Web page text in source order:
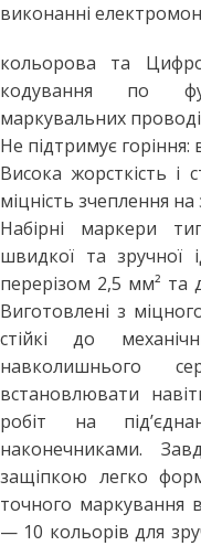
виконанні
кольорова та
кодування по
маркувальних
Не підтримує горіння:
Висока жорсткість і
міцність зчеплення
Набірні маркери
швидкої та зручної
перерізом 2,5 мм² та
Виготовлені з
стійкі до
навколишнього
встановлювати
робіт на
наконечниками.
защіпкою легко
точного маркування
— 10 кольорів для